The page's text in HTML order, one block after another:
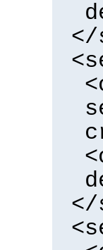
</
</